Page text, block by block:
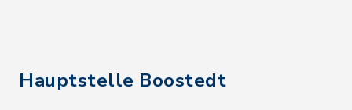
Hauptstelle Boostedt